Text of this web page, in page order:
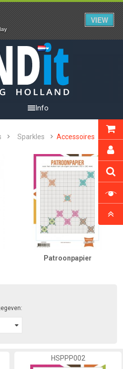
Info
Sparkles Accessoires
Patroonpapier
HSPPP002
VIEW